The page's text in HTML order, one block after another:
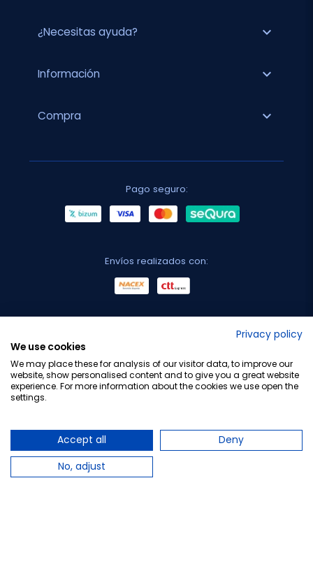
¿Necesitas ayuda? expand_more
Información expand_more
Compra expand_more
Pago seguro:
Envíos realizados con:
Privacy policy
We use cookies
We may place these for analysis of our visitor data, to improve our
website, show personalised content and to give you a great website
experience. For more information about the cookies we use open the
settings.
Accept all
Deny
No, adjust